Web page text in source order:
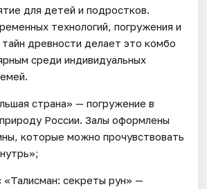
для детей и подростков.
технологий, погружения и
древности делает это комбо
среди индивидуальных
страна» — погружение в
России. Залы оформлены
которые можно прочувствовать
секреты рун» —